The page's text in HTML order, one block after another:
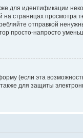
для идентификации
страницах просмотра
отправкой
просто-напросто
(если эта
для защиты